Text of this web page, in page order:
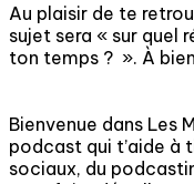
Au plaisir de te
sujet sera « sur quel
ton temps ? ». À
Bienvenue dans Les
podcast qui t’aide à
sociaux, du